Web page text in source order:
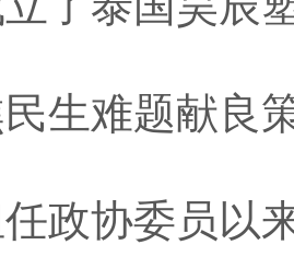
难题献良
协委员以来